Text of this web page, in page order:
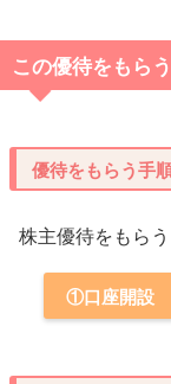
この優待をもら
優待をもらう手
株主優待をもらう
①口座開設